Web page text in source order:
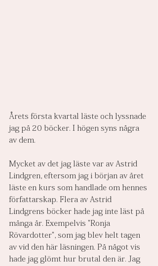
Årets första kvartal läste och lyssnade
jag på 20 böcker. I högen syns några
av dem.
Mycket av det jag läste var av Astrid
Lindgren, eftersom jag i början av året
läste en kurs som handlade om hennes
författarskap. Flera av Astrid
Lindgrens böcker hade jag inte läst på
många år. Exempelvis "Ronja
Rövardotter", som jag blev helt tagen
av vid den här läsningen. På något vis
hade jag glömt hur brutal den är. Jag